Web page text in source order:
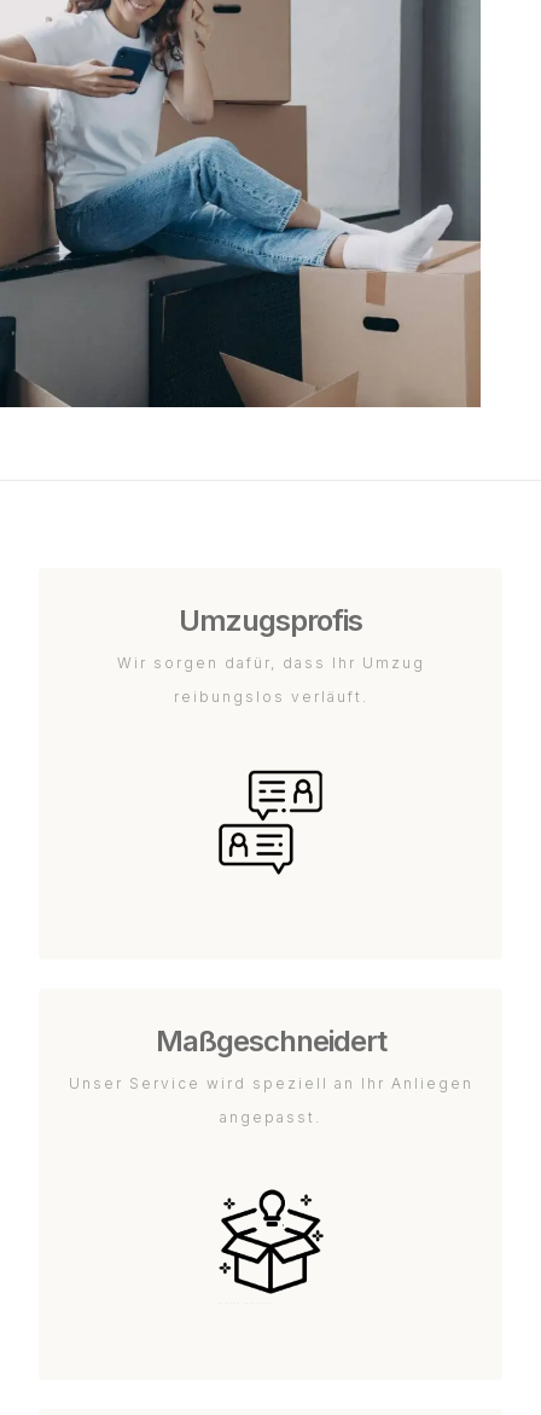
Umzugsprofis
Wir sorgen dafür, dass Ihr Umzug
reibungslos verläuft.
Maßgeschneidert
Unser Service wird speziell an Ihr Anliegen
angepasst.